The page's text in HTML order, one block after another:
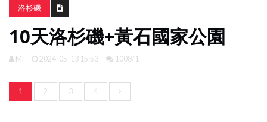
韓
旅
遊
攻
略
洛杉磯
10天洛杉磯+黃石國家公園
MI 2024-05-13 15:53 1008/1
1 2 3 4